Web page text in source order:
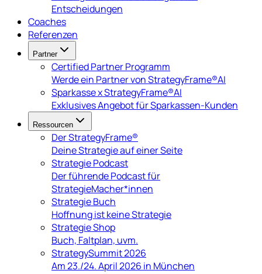
Entscheidungen
Coaches
Referenzen
Partner
Certified Partner Programm
Werde ein Partner von StrategyFrame®AI
Sparkasse x StrategyFrame®AI
Exklusives Angebot für Sparkassen-Kunden
Ressourcen
Der StrategyFrame®
Deine Strategie auf einer Seite
Strategie Podcast
Der führende Podcast für
StrategieMacher*innen
Strategie Buch
Hoffnung ist keine Strategie
Strategie Shop
Buch, Faltplan, uvm.
StrategySummit 2026
Am 23./24. April 2026 in München